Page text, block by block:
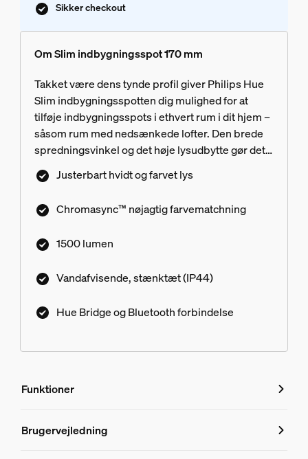
Sikker checkout
Om Slim indbygningsspot 170 mm
Takket være dens tynde profil giver Philips Hue
Slim indbygningsspotten dig mulighed for at
tilføje indbygningsspots i ethvert rum i dit hjem –
såsom rum med nedsænkede lofter. Den brede
spredningsvinkel og det høje lysudbytte gør det
muligt at lyse endnu større rum op.
Justerbart hvidt og farvet lys
Chromasync™ nøjagtig farvematchning
1500 lumen
Vandafvisende, stænktæt (IP44)
Hue Bridge og Bluetooth forbindelse
Funktioner
Funktioner
Brugervejledning